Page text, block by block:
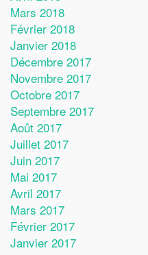
Mars 2018
Février 2018
Janvier 2018
Décembre 2017
Novembre 2017
Octobre 2017
Septembre 2017
Août 2017
Juillet 2017
Juin 2017
Mai 2017
Avril 2017
Mars 2017
Février 2017
Janvier 2017